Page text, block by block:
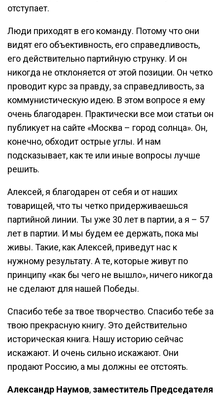
отступает.
Люди приходят в его команду. Потому что они
видят его объективность, его справедливость,
его действительно партийную струнку. И он
никогда не отклоняется от этой позиции. Он четко
проводит курс за правду, за справедливость, за
коммунистическую идею. В этом вопросе я ему
очень благодарен. Практически все мои статьи он
публикует на сайте «Москва – город солнца». Он,
конечно, обходит острые углы. И нам
подсказывает, как те или иные вопросы лучше
решить.
Алексей, я благодарен от себя и от наших
товарищей, что ты четко придерживаешься
партийной линии. Ты уже 30 лет в партии, а я – 57
лет в партии. И мы будем ее держать, пока мы
живы. Такие, как Алексей, приведут нас к
нужному результату. А те, которые живут по
принципу «как бы чего не вышло», ничего никогда
не сделают для нашей Победы.
Спасибо тебе за твое творчество. Спасибо тебе за
твою прекрасную книгу. Это действительно
историческая книга. Нашу историю сейчас
искажают. И очень сильно искажают. Они
продают Россию, а мы должны ее отстоять.
Александр Наумов, заместитель Председателя